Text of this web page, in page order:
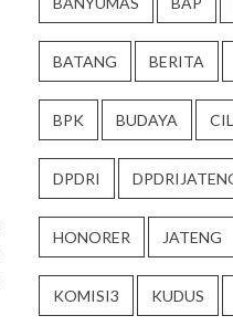
BATANG BERITA
BPK BUDAYA
DPDRI
HONORER JATENG
KOMISI3 KUDUS